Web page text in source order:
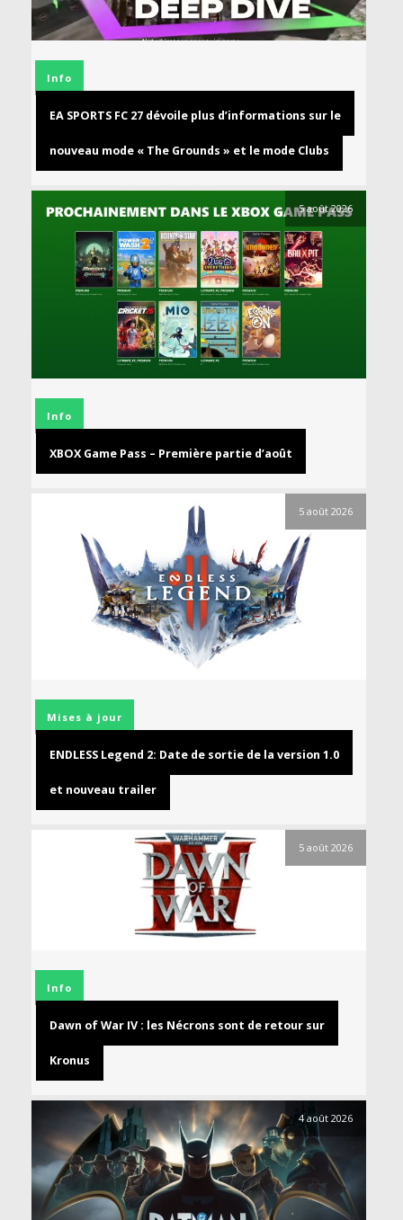
Info
EA SPORTS FC 27 dévoile plus d’informations sur le
nouveau mode « The Grounds » et le mode Clubs
5 août 2026
Info
XBOX Game Pass – Première partie d’août
5 août 2026
Mises à jour
ENDLESS Legend 2: Date de sortie de la version 1.0
et nouveau trailer
5 août 2026
Info
Dawn of War IV : les Nécrons sont de retour sur
Kronus
4 août 2026